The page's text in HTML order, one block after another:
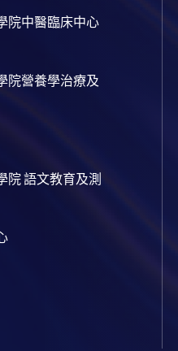
院中醫臨床中心
院營養學治療及
院 語文教育及測